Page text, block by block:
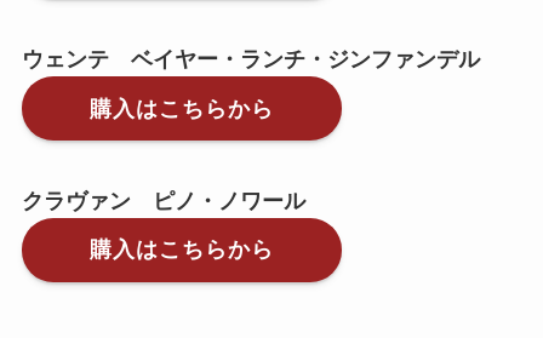
ウェンテ ベイヤー・ランチ・ジンファンデル
購入はこちらから
クラヴァン ピノ・ノワール
購入はこちらから